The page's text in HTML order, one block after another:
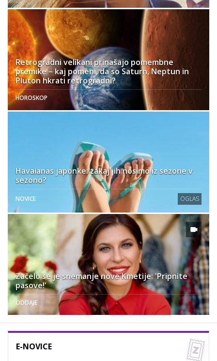
Retrogradni velikani prinašajo pomembne
premike – kaj pomeni, da so Saturn, Neptun in
Pluton hkrati retrogradni?
HOROSKOP
Havaianas japonke: zakaj jih nosimo iz sezone v
sezono?
NOVICE OGLAS
Začelo se je snemanje nove Kmetije: 'Pripnite
pasove!'
ODDAJE
E-NOVICE